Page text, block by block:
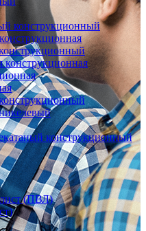
конструкционный
конструкционная
конструкционный
(ПВЛ)